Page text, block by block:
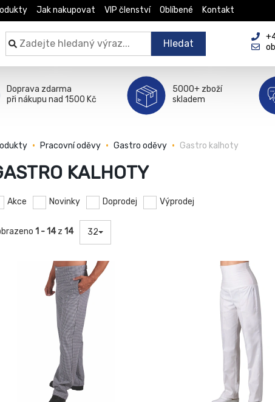
Jak nakupovat VIP členství Oblíbené Kontakt
Hledat
Doprava zdarma
při nákupu nad 1500 Kč
5000+ zboží
skladem
Pracovní oděvy Gastro oděvy Gastro kalhoty
KALHOTY
Akce Novinky Doprodej Výprodej
1 - 14z 14 32